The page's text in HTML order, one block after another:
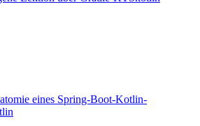
eines Spring-Boot-Kotlin-